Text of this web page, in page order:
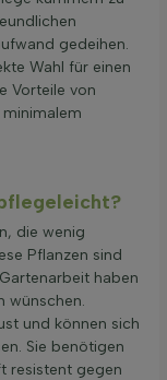
gedeihen.
Wahl für einen
Vorteile von
die wenig
Pflanzen sind
haben
wünschen.
und können sich
Sie benötigen
resistent gegen